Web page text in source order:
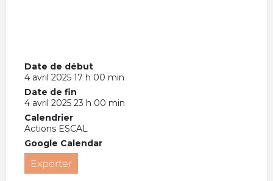
Date de début
4 avril 2025 17 h 00 min
Date de fin
4 avril 2025 23 h 00 min
Calendrier
Actions ESCAL
Google Calendar
Exporter